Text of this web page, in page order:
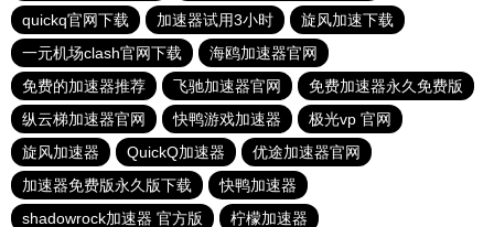
quickq官网下载
加速器试用3小时
旋风加速下载
一元机场clash官网下载
海鸥加速器官网
免费的加速器推荐
飞驰加速器官网
免费加速器永久免费版
纵云梯加速器官网
快鸭游戏加速器
极光vp 官网
旋风加速器
QuickQ加速器
优途加速器官网
加速器免费版永久版下载
快鸭加速器
shadowrock加速器 官方版
柠檬加速器